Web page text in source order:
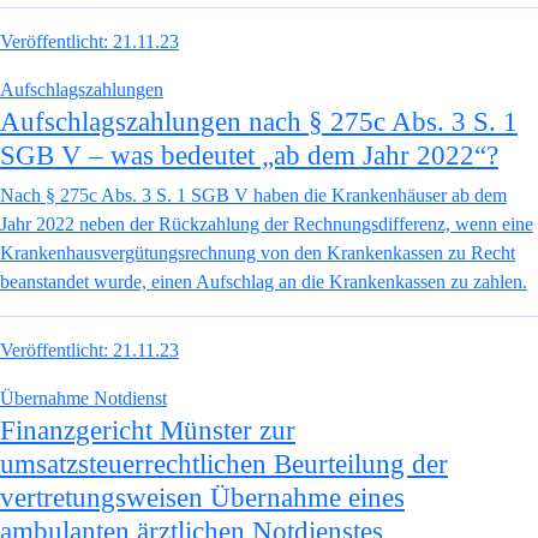
Veröffentlicht: 21.11.23
Aufschlagszahlungen
Aufschlagszahlungen nach § 275c Abs. 3 S. 1
SGB V – was bedeutet „ab dem Jahr 2022“?
Nach § 275c Abs. 3 S. 1 SGB V haben die Krankenhäuser ab dem
Jahr 2022 neben der Rückzahlung der Rechnungsdifferenz, wenn eine
Krankenhausvergütungsrechnung von den Krankenkassen zu Recht
beanstandet wurde, einen Aufschlag an die Krankenkassen zu zahlen.
Veröffentlicht: 21.11.23
Übernahme Notdienst
Finanzgericht Münster zur
umsatzsteuerrechtlichen Beurteilung der
vertretungsweisen Übernahme eines
ambulanten ärztlichen Notdienstes